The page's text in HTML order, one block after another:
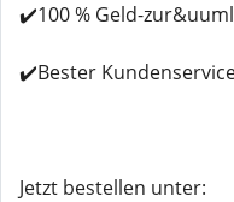
✔️100 % Geld-
✔️Bester
Jetzt bestellen unter: